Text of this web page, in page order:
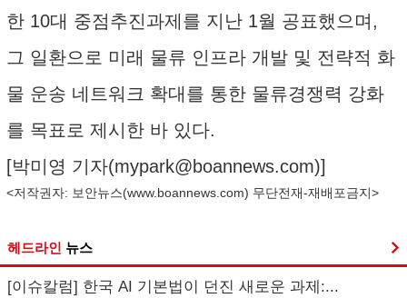
한 10대 중점추진과제를 지난 1월 공표했으며,
그 일환으로 미래 물류 인프라 개발 및 전략적 화
물 운송 네트워크 확대를 통한 물류경쟁력 강화
를 목표로 제시한 바 있다.
[박미영 기자(mypark@boannews.com)]
<저작권자: 보안뉴스(www.boannews.com) 무단전재-재배포금지>
헤드라인 뉴스
[이슈칼럼] 한국 AI 기본법이 던진 새로운 과제:...